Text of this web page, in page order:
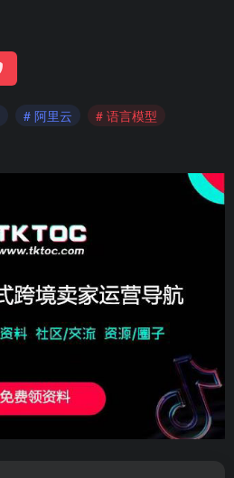
# 阿里云
# 语言模型